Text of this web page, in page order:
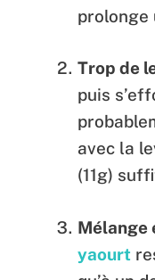
prolonge
Trop de
puis
avec la
(11g)
Mélange
yaourt